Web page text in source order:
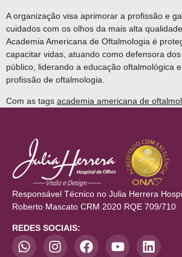
A organização visa aprimorar a profissão e
cuidados com os olhos da mais alta
Academia Americana de Oftalmologia é
capacitar vidas, atuando como defensora
público, liderando a educação oftalmológica
profissão de oftalmologia.
Com as tags academia americana de
Responsável Técnico no Julia Herrera
Roberto Mascato CRM 2020 RQE 709/710
REDES SOCIAIS: